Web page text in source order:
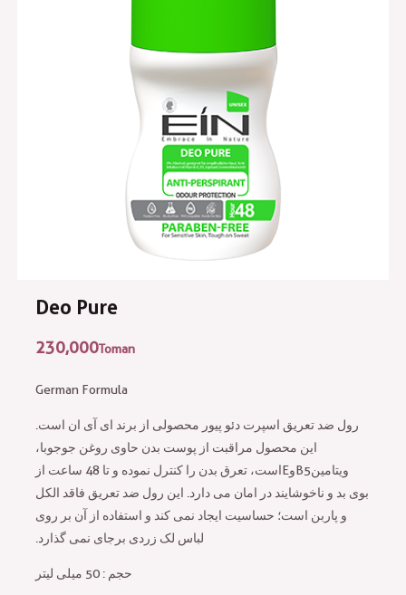
Deo Pure
230,000Toman
German Formula
رول ضد تعریق اسپرت دئو پیور محصولی از برند ای آی ان است.
این محصول مراقبت از پوست بدن حاوی روغن جوجوبا،
ویتامینB5وE
است، تعرق بدن را کنترل نموده و تا 48 ساعت از
بوی بد و ناخوشایند در امان می دارد. این رول ضد تعریق فاقد الکل
و پاربن است؛ حساسیت ایجاد نمی کند و استفاده از آن بر روی
لباس لک زردی برجای نمی گذارد.
حجم : 50 میلی لیتر